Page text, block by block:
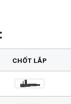
:
CHỐT LẮP